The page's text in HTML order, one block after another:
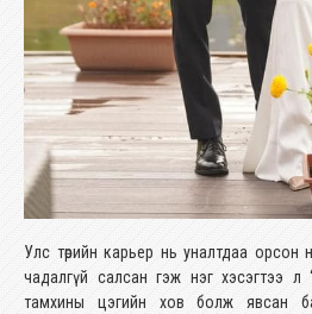
Улс төрийн карьер нь уналтдаа орсон
чадалгүй салсан гэж нэг хэсэгтээ л
тамхины цэгийн хов болж явсан